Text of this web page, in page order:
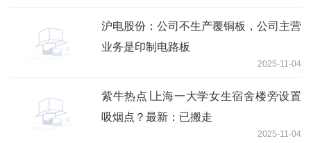
沪电股份：公司不生产覆铜板，公司主营
业务是印制电路板
2025-11-04
紫牛热点∣上海一大学女生宿舍楼旁设置
吸烟点？最新：已搬走
2025-11-04